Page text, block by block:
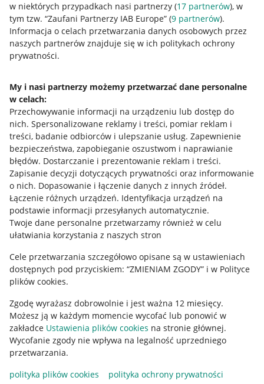
w niektórych przypadkach nasi partnerzy (17 partnerów), w
tym tzw. “Zaufani Partnerzy IAB Europe” (9 partnerów).
Informacja o celach przetwarzania danych osobowych przez
naszych partnerów znajduje się w ich politykach ochrony
prywatności.
My i nasi partnerzy możemy przetwarzać dane personalne
w celach:
Przechowywanie informacji na urządzeniu lub dostęp do
nich. Spersonalizowane reklamy i treści, pomiar reklam i
treści, badanie odbiorców i ulepszanie usług. Zapewnienie
bezpieczeństwa, zapobieganie oszustwom i naprawianie
błędów. Dostarczanie i prezentowanie reklam i treści.
Zapisanie decyzji dotyczących prywatności oraz informowanie
o nich. Dopasowanie i łączenie danych z innych źródeł.
Łączenie różnych urządzeń. Identyfikacja urządzeń na
podstawie informacji przesyłanych automatycznie.
Twoje dane personalne przetwarzamy również w celu
ułatwiania korzystania z naszych stron
Cele przetwarzania szczegółowo opisane są w ustawieniach
dostępnych pod przyciskiem: “ZMIENIAM ZGODY” i w Polityce
plików cookies.
Zgodę wyrażasz dobrowolnie i jest ważna 12 miesięcy.
Możesz ją w każdym momencie wycofać lub ponowić w
zakładce Ustawienia plików cookies na stronie głównej.
Wycofanie zgody nie wpływa na legalność uprzedniego
przetwarzania.
polityka plików cookies
polityka ochrony prywatności
Przydatne informacje
Jak to działa
Allegro Gadane dla sprzedających
Allegro Gadane dla kupujących
Mapa miejscowości
Informacje prawne
Regulamin
Polityka plików "cookies"
Ustawienia plików "cookies"
Udostępnianie lokalizacji
Informacje dla Aktu o Usługach Cyfrowych
Pobierz aplikację